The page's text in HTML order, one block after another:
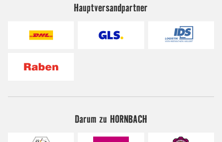
Hauptversandpartner
Darum zu HORNBACH